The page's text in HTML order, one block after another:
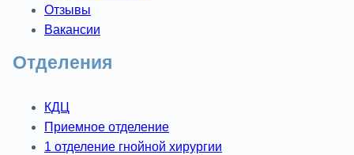
Отзывы
Вакансии
Отделения
КДЦ
Приемное отделение
1 отделение гнойной хирургии